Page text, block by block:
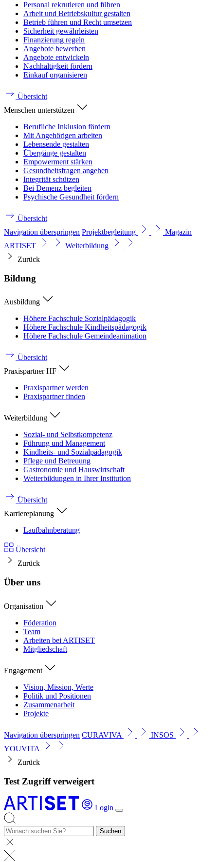
Personal rekrutieren und führen
Arbeit und Betriebskultur gestalten
Betrieb führen und Recht umsetzen
Sicherheit gewährleisten
Finanzierung regeln
Angebote bewerben
Angebote entwickeln
Nachhaltigkeit fördern
Einkauf organisieren
Übersicht
Menschen unterstützen
Berufliche Inklusion fördern
Mit Angehörigen arbeiten
Lebensende gestalten
Übergänge gestalten
Empowerment stärken
Gesundheitsfragen angehen
Integrität schützen
Bei Demenz begleiten
Psychische Gesundheit fördern
Übersicht
Navigation überspringen Projektbegleitung
Magazin
ARTISET
Weiterbildung
Zurück
Bildung
Ausbildung
Höhere Fachschule Sozialpädagogik
Höhere Fachschule Kindheitspädagogik
Höhere Fachschule Gemeindeanimation
Übersicht
Praxispartner HF
Praxispartner werden
Praxispartner finden
Weiterbildung
Sozial- und Selbstkompetenz
Führung und Management
Kindheits- und Sozialpädagogik
Pflege und Betreuung
Gastronomie und Hauswirtschaft
Weiterbildungen in Ihrer Institution
Übersicht
Karriereplanung
Laufbahnberatung
Übersicht
Zurück
Über uns
Organisation
Föderation
Team
Arbeiten bei ARTISET
Mitgliedschaft
Engagement
Vision, Mission, Werte
Politik und Positionen
Zusammenarbeit
Projekte
Navigation überspringen CURAVIVA
INSOS
YOUVITA
Zurück
Test Zugriff verweigert
Login
Suchen